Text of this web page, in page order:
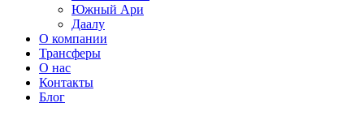
Южный Ари
Даалу
О компании
Трансферы
О нас
Контакты
Блог